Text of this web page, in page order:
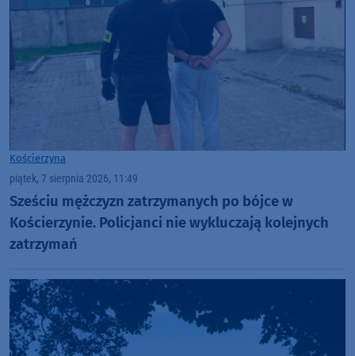
Kościerzyna
piątek, 7 sierpnia 2026, 11:49
Sześciu mężczyzn zatrzymanych po bójce w
Kościerzynie. Policjanci nie wykluczają kolejnych
zatrzymań